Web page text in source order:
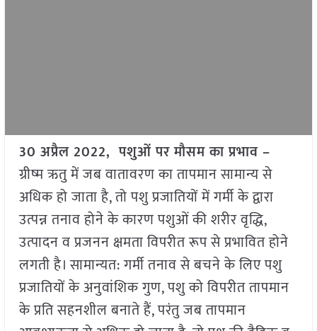
30 अप्रैल 2022, पशुओं पर मौसम का प्रभाव –
ग्रीष्म ऋतु में जब वातावरण का तापमान सामान्य से
अधिक हो जाता है, तो पशु प्रजातियों में गर्मी के द्वारा
उत्पन्न तनाव होने के कारण पशुओं की शरीर वृद्धि,
उत्पादन व प्रजनन क्षमता विपरीत रूप से प्रभावित होने
लगती है। सामान्यत: गर्मी तनाव से बचने के लिए पशु
प्रजातियों के अनुवांशिक गुण, पशु को विपरीत तापमान
के प्रति सहनशील बनाते हैं, परंतु जब तापमान